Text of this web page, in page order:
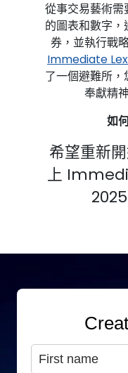
從事交易藝術
的圖表和數字
券，並執行戰
Immediate
了一個避難所
奉獻精
如
希望重新
上